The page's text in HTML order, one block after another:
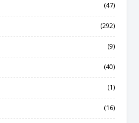
(47)
(292)
(9)
(40)
(1)
(16)